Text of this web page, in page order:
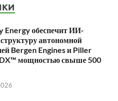
Energy обеспечит ИИ-
автономной
Bergen Engines и Piller
мощностью свыше 500